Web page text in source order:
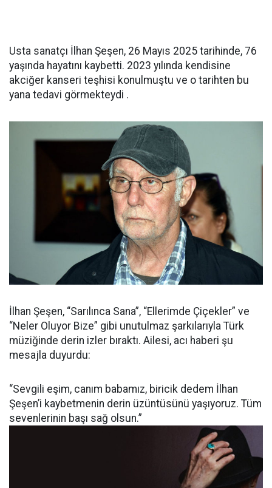
Usta sanatçı İlhan Şeşen, 26 Mayıs 2025 tarihinde, 76
yaşında hayatını kaybetti. 2023 yılında kendisine
akciğer kanseri teşhisi konulmuştu ve o tarihten bu
yana tedavi görmekteydi .
İlhan Şeşen, “Sarılınca Sana”, “Ellerimde Çiçekler” ve
“Neler Oluyor Bize” gibi unutulmaz şarkılarıyla Türk
müziğinde derin izler bıraktı. Ailesi, acı haberi şu
mesajla duyurdu:
“Sevgili eşim, canım babamız, biricik dedem İlhan
Şeşen’i kaybetmenin derin üzüntüsünü yaşıyoruz. Tüm
sevenlerinin başı sağ olsun.”